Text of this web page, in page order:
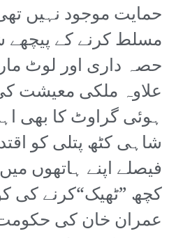
حمایت موجود نہیں
مسلط کرنے کے
حصہ داری اور لوٹ
علاوہ ملکی معیشت
ہوئی گراوٹ کا بھی
شاہی کٹھ پتلی کو
فیصلے اپنے ہاتھوں
کچھ ”ٹھیک“کرنے
عمران خان کی